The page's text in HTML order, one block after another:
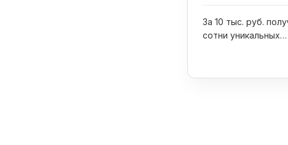
За 10 тыс. руб.
сотни уникальных